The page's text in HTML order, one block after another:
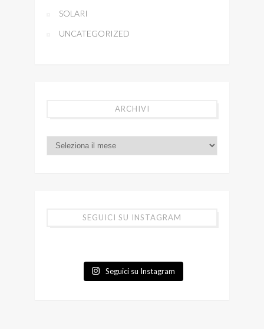
SOLARI
UNCATEGORIZED
ARCHIVI
SEGUICI SU INSTAGRAM
Seguici su Instagram